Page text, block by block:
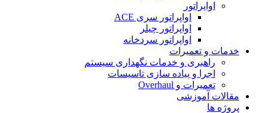
اواپراتور
اواپراتور سری ACE
اواپراتور چیلر
اواپراتور سردخانه
خدمات و تعمیرات
راهبری و خدمات نگهداری سیستم
اجرا و پیاده سازی تاسیسات
تعمیرات و Overhaul
مقالات آموزشی
پروژه ها